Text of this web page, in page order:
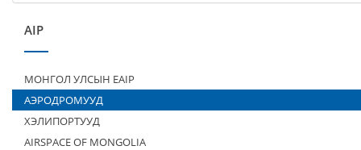
AIP
МОНГОЛ УЛСЫН EAIP
АЭРОДРОМУУД
ХЭЛИПОРТУУД
AIRSPACE OF MONGOLIA